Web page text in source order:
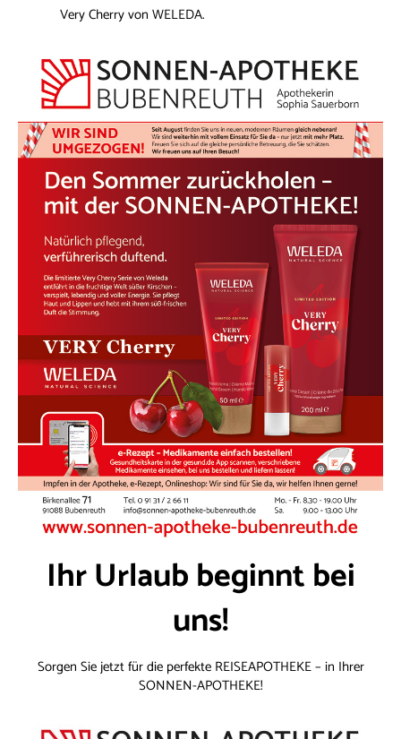
Very Cherry von WELEDA.
Ihr Urlaub beginnt bei
uns!
Sorgen Sie jetzt für die perfekte REISEAPOTHEKE – in Ihrer
SONNEN-APOTHEKE!